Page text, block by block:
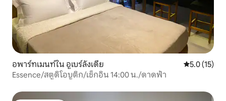
อพาร์ทเมนท์ใน อูเบร์ลังเดีย คะแนนเฉลี่ย
5.0 (15)
Essence/สตูดิโอบูติก/เช็กอิน 14:00 น./ดาดฟ้า